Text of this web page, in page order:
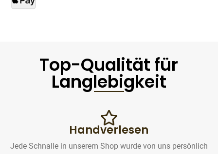
Top-Qualität für
Langlebigkeit
Handverlesen
Jede Schnalle in unserem Shop wurde von uns persönlich